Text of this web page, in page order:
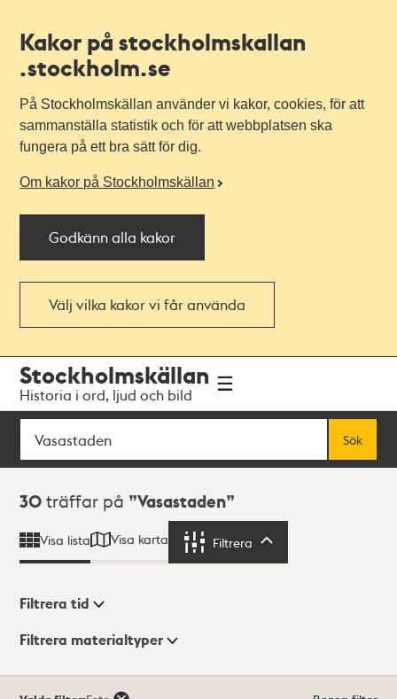
Kakor på stockholmskallan
.stockholm.se
På Stockholmskällan använder vi kakor, cookies, för att
sammanställa statistik och för att webbplatsen ska
fungera på ett bra sätt för dig.
Om kakor på Stockholmskällan
Godkänn alla kakor
Välj vilka kakor vi får använda
navigationen
huvudinnehållet
Stockholmskällan
Historia i ord, ljud och bild
Sök
Sök
Sökresultat
30 träffar på Vasastaden
Visa lista Visa karta Filtrera
Visningsläge
Filtrera tid
Filtrera materialtyper